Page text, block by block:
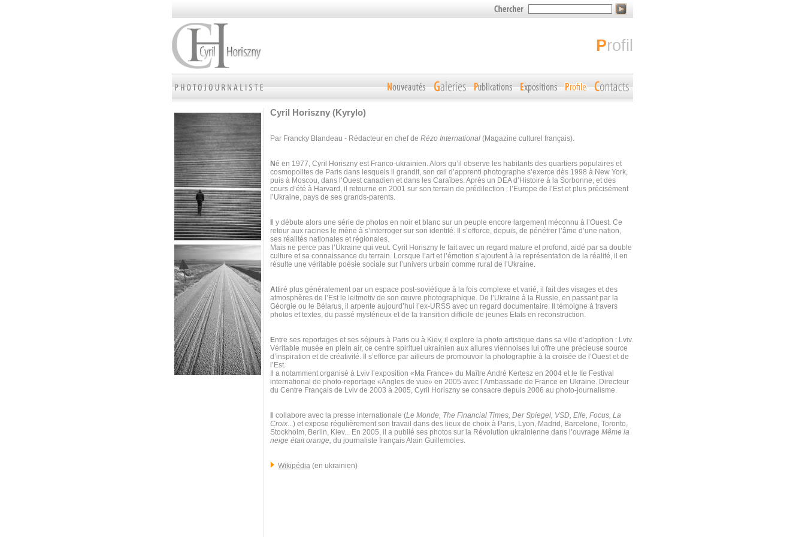
profil
Cyril Horiszny (Kyrylo)
Par Francky Blandeau - Rédacteur en chef de Rézo International (Magazine culturel français).
Né en 1977, Cyril Horiszny est Franco-ukrainien. Alors qu’il observe les habitants des quartiers populaires et
cosmopolites de Paris dans lesquels il grandit, son œil d’apprenti photographe s’exerce dès 1998 à New York,
puis à Moscou, dans l’Ouest canadien et dans les Caraїbes. Après un DEA d’Histoire à la Sorbonne, et des
cours d’été à Harvard, il retourne en 2001 sur son terrain de prédilection : l’Europe de l’Est et plus précisément
l’Ukraine, pays de ses grands-parents.
l y débute alors une série de photos en noir et blanc sur un peuple encore largement méconnu à l’Ouest. Ce
retour aux racines le mène à s’interroger sur son identité. Il s’efforce, depuis, de pénétrer l’âme d’une nation,
ses réalités nationales et régionales.
Mais ne perce pas l’Ukraine qui veut. Cyril Horiszny le fait avec un regard mature et profond, aidé par sa double
culture et sa connaissance du terrain. Lorsque l’art et l’émotion s’ajoutent à la représentation de la réalité, il en
résulte une véritable poésie sociale sur l’univers urbain comme rural de l’Ukraine.
Attiré plus généralement par un espace post-soviétique à la fois complexe et varié, il fait des visages et des
atmosphères de l’Est le leitmotiv de son œuvre photographique. De l’Ukraine à la Russie, en passant par la
Géorgie ou le Bélarus, il arpente aujourd’hui l’ex-URSS avec un regard documentaire. Il témoigne à travers
photos et textes, du passé mystérieux et de la transition difficile de jeunes Etats en reconstruction.
Entre ses reportages et ses séjours à Paris ou à Kiev, il explore la photo artistique dans sa ville d’adoption : Lviv.
Véritable musée en plein air, ce centre spirituel ukrainien aux allures viennoises lui offre une précieuse source
d’inspiration et de créativité. Il s’efforce par ailleurs de promouvoir la photographie à la croisée de l’Ouest et de
l’Est.
Il a notamment organisé à Lviv l’exposition «Ma France» du Maître André Kertesz en 2004 et le IIe Festival
international de photo-reportage «Angles de vue» en 2005 avec l’Ambassade de France en Ukraine. Directeur
du Centre Français de Lviv de 2003 à 2005, Cyril Horiszny se consacre depuis 2006 au photo-journalisme.
l collabore avec la presse internationale (Le Monde, The Financial Times, Der Spiegel, VSD, Elle, Focus, La
Croix...) et expose régulièrement son travail dans des lieux de choix à Paris, Lyon, Madrid, Barcelone, Toronto,
Stockholm, Berlin, Kiev... En 2005, il a publié ses photos sur la Révolution ukrainienne dans l’ouvrage Même la
neige était orange, du journaliste français Alain Guillemoles.
Wikipédia (en ukrainien)